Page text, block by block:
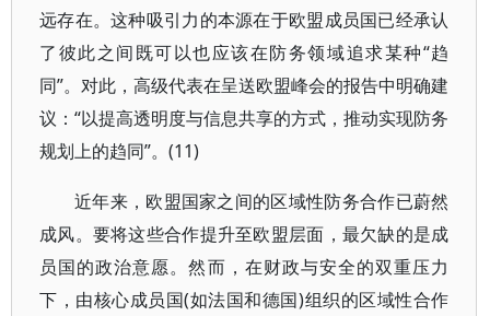
远存在。这种吸引力的本源在于欧盟成员国已经承认
了彼此之间既可以也应该在防务领域追求某种“趋
同”。对此，高级代表在呈送欧盟峰会的报告中明确建
议：“以提高透明度与信息共享的方式，推动实现防务
规划上的趋同”。(11)
近年来，欧盟国家之间的区域性防务合作已蔚然
成风。要将这些合作提升至欧盟层面，最欠缺的是成
员国的政治意愿。然而，在财政与安全的双重压力
下，由核心成员国(如法国和德国)组织的区域性合作